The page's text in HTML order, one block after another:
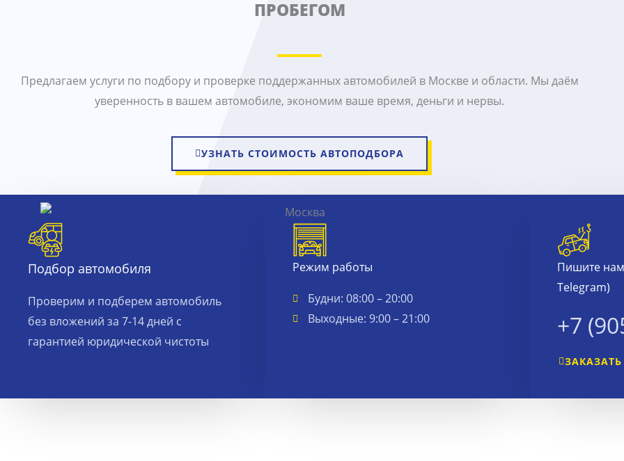
ПРОБЕГОМ
Предлагаем услуги по подбору и проверке поддержанных автомобилей в Москве и области. Мы даём
уверенность в вашем автомобиле, экономим ваше время, деньги и нервы.
УЗНАТЬ СТОИМОСТЬ АВТОПОДБОРА
Подбор автомобиля
Проверим и подберем автомобиль
без вложений за 7-14 дней с
гарантией юридической чистоты
Режим работы
Будни: 08:00 – 20:00
Выходные: 9:00 – 21:00
Пишите
Telegram)
+7